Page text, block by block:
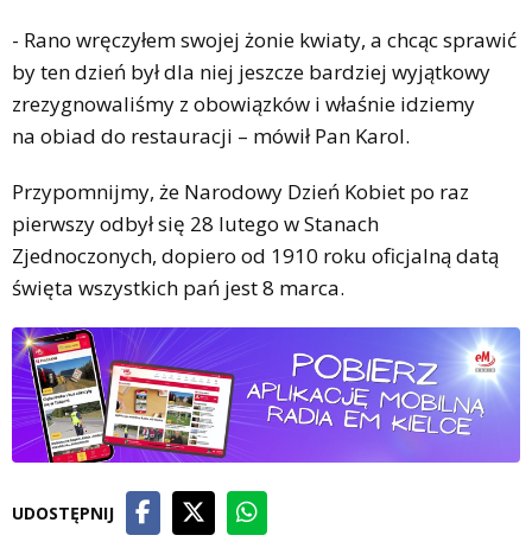
- Rano wręczyłem swojej żonie kwiaty, a chcąc sprawić
by ten dzień był dla niej jeszcze bardziej wyjątkowy
zrezygnowaliśmy z obowiązków i właśnie idziemy
na obiad do restauracji – mówił Pan Karol.
Przypomnijmy, że Narodowy Dzień Kobiet po raz
pierwszy odbył się 28 lutego w Stanach
Zjednoczonych, dopiero od 1910 roku oficjalną datą
święta wszystkich pań jest 8 marca.
UDOSTĘPNIJ